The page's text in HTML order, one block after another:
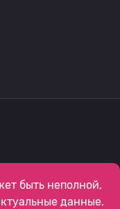
быть неполной,
данные.